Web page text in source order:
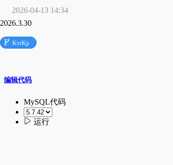
2026-04-13 14:34
2026.3.30
 KvrKp